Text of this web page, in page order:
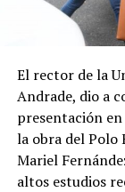
El rector de la
Andrade, dio a
presentación
la obra del Polo
Mariel
altos estudios